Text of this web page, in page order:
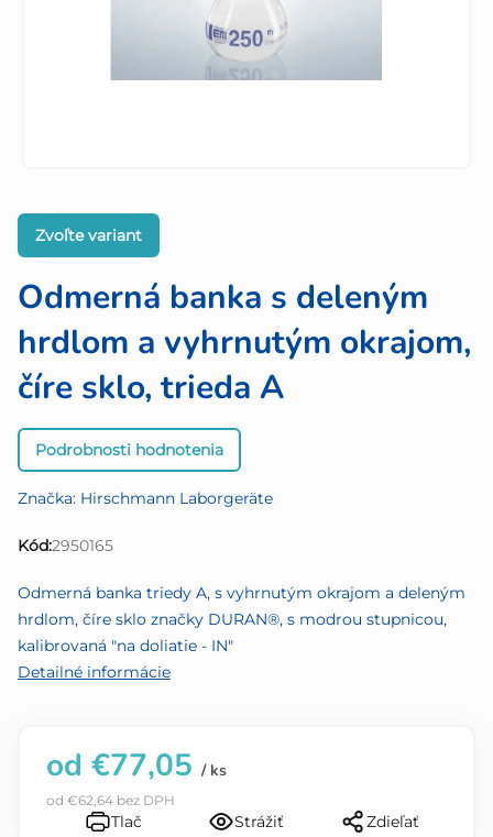
Odmerná banka s deleným
hrdlom a vyhrnutým okrajom,
číre sklo, trieda A
Priemerné
hodnotenie
je
0,0
5
hviezdičiek.
Podrobnosti hodnotenia
Značka: Hirschmann Laborgeräte
Kód:2950165
Zvoľte variant
Odmerná banka triedy A, s vyhrnutým okrajom a deleným
hrdlom, číre sklo značky DURAN®, s modrou stupnicou,
kalibrovaná "na doliatie - IN"
Detailné informácie
od €77,05 / ks
od €62,64 bez DPH
Tlač Strážiť Zdieľať